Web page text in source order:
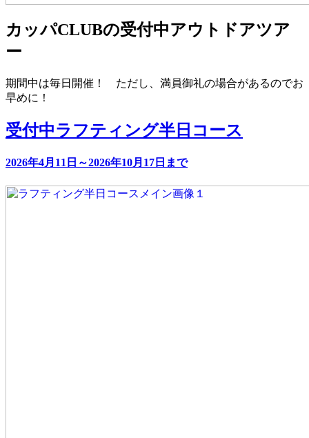
カッパCLUBの受付中アウトドアツア
ー
期間中は毎日開催！ ただし、満員御礼の場合があるのでお
早めに！
受付中ラフティング半日コース
2026年4月11日～2026年10月17日まで